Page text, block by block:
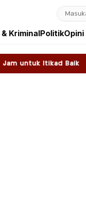
KriminalPolitikOpini
Diduga